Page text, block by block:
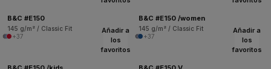
B&C #E150
145 g/m² / Classic Fit
+37
B&C #E150 /women
145 g/m² / Classic Fit
+37
Añadir a
los
favoritos
Añadir a
los
favoritos